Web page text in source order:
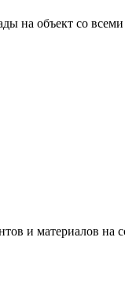
на объект со
и материалов на